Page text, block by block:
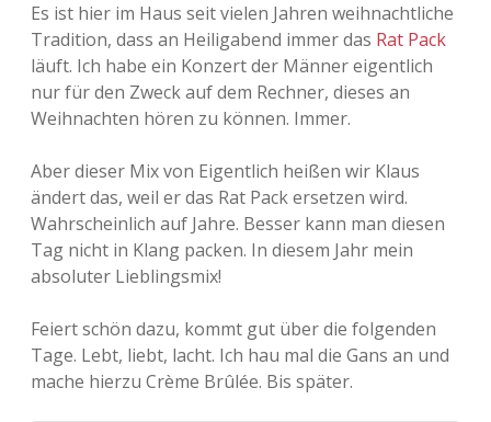
Es ist hier im Haus seit vielen Jahren weihnachtliche
Tradition, dass an Heiligabend immer das Rat Pack
läuft. Ich habe ein Konzert der Männer eigentlich
nur für den Zweck auf dem Rechner, dieses an
Weihnachten hören zu können. Immer.
Aber dieser Mix von Eigentlich heißen wir Klaus
ändert das, weil er das Rat Pack ersetzen wird.
Wahrscheinlich auf Jahre. Besser kann man diesen
Tag nicht in Klang packen. In diesem Jahr mein
absoluter Lieblingsmix!
Feiert schön dazu, kommt gut über die folgenden
Tage. Lebt, liebt, lacht. Ich hau mal die Gans an und
mache hierzu Crème Brûlée. Bis später.